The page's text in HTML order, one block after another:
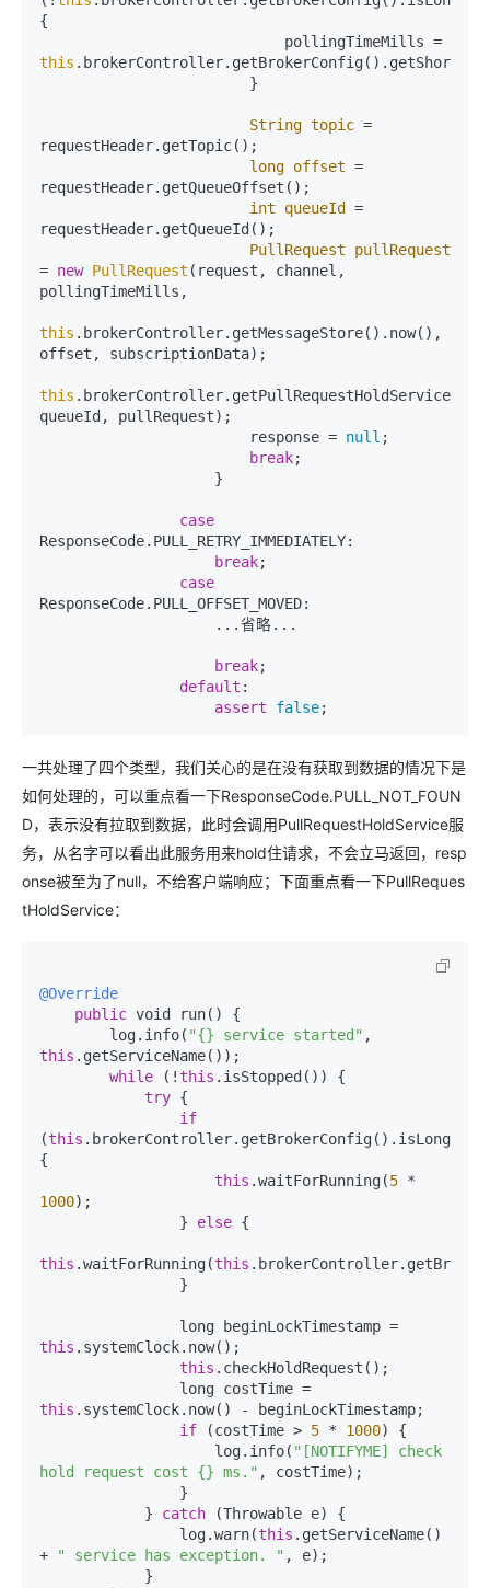
{
this
String topic =
requestHeader.getTopic();
long offset =
requestHeader.getQueueOffset();
int
queueId
=
requestHeader.getQueueId();
PullRequest
pullRequest
= new PullRequest (request, channel,
pollingTimeMills,
this .brokerController.getMessageStore().now(),
offset, subscriptionData);
this
queueId, pullRequest);
                        response =
null ;
break;
case
ResponseCode.PULL_RETRY_IMMEDIATELY:
break;
case
ResponseCode.PULL_OFFSET_MOVED:
break;
default :
assert
false
一共处理了四个类型，我们关心的是在没有获取到数据的情况下是
如何处理的，可以重点看一下ResponseCode.PULL_NOT_FOUN
D，表示没有拉取到数据，此时会调用PullRequestHoldService服
务，从名字可以看出此服务用来hold住请求，不会立马返回，resp
onse被至为了null，不给客户端响应；下面重点看一下PullReques
tHoldService：
@Override
public void run() {
        log.info(
"{} service started"
this .getServiceName());
while (!this .isStopped()) {
try {
if
(this
{
this .waitForRunning(5
1000);
                }
else {
this .waitForRunning(this
this .systemClock.now();
this .checkHoldRequest();
this .systemClock.now() - beginLockTimestamp;
if (costTime > 5 * 1000) {
                    log.info(
"[NOTIFYME] check
hold request cost {} ms." , costTime);
            }
catch (Throwable e) {
                log.warn(
this .getServiceName()
+
" service has exception. " , e);